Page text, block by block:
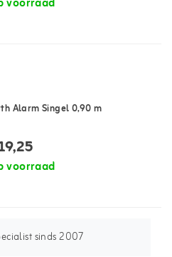
Alarm Singel 0,90 m
voorraad
sinds 2007